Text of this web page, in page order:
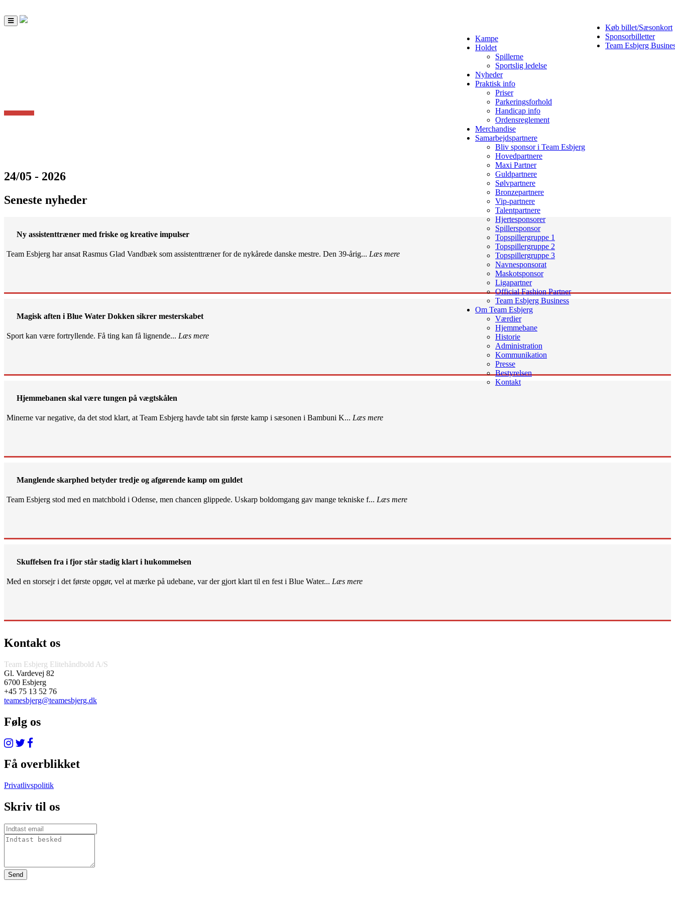
Køb billet/Sæsonkort
Sponsorbilletter
Team Esbjerg
Toggle
navigation
Kampe
Holdet
Spillerne
Sportslig ledelse
Nyheder
Praktisk info
Priser
Parkeringsforhold
Handicap info
Ordensreglement
Merchandise
Samarbejdspartnere
Bliv sponsor i Team Esbjerg
Hovedpartnere
Maxi Partner
Guldpartnere
Sølvpartnere
Bronzepartnere
Vip-partnere
Talentpartnere
Hjertesponsorer
Spillersponsor
Topspillergruppe 1
Topspillergruppe 2
Topspillergruppe 3
Navnesponsorat
Maskotsponsor
Ligapartner
Official Fashion Partner
Team Esbjerg Business
Om Team Esbjerg
Værdier
Hjemmebane
Historie
Administration
Kommunikation
Presse
Bestyrelsen
Kontakt
24/05 - 2026
Seneste nyheder
Ny assistenttræner med friske og kreative impulser
Team Esbjerg har ansat Rasmus Glad Vandbæk som assistenttræner for de nykårede danske mestre. Den 39-årig... Læs mere
Magisk aften i Blue Water Dokken sikrer mesterskabet
Sport kan være fortryllende. Få ting kan få lignende... Læs mere
Hjemmebanen skal være tungen på vægtskålen
Minerne var negative, da det stod klart, at Team Esbjerg havde tabt sin første kamp i sæsonen i Bambuni K... Læs mere
Manglende skarphed betyder tredje og afgørende kamp om guldet
Team Esbjerg stod med en matchbold i Odense, men chancen glippede. Uskarp boldomgang gav mange tekniske f... Læs mere
Skuffelsen fra i fjor står stadig klart i hukommelsen
Med en storsejr i det første opgør, vel at mærke på udebane, var der gjort klart til en fest i Blue Water... Læs mere
Kontakt os
Team Esbjerg Elitehåndbold A/S
Gl. Vardevej 82
6700 Esbjerg
+45 75 13 52 76
teamesbjerg@teamesbjerg.dk
Følg os
Få overblikket
Privatlivspolitik
Skriv til os